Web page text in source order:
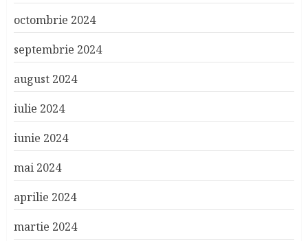
octombrie 2024
septembrie 2024
august 2024
iulie 2024
iunie 2024
mai 2024
aprilie 2024
martie 2024